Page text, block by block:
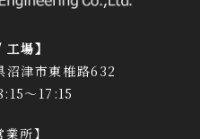
工場】
津市東椎路632
～17:15
業所】